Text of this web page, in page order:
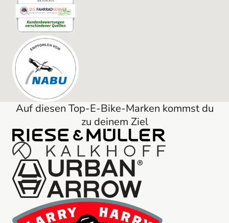
Auf diesen Top-E-Bike-Marken kommst du
zu deinem Ziel